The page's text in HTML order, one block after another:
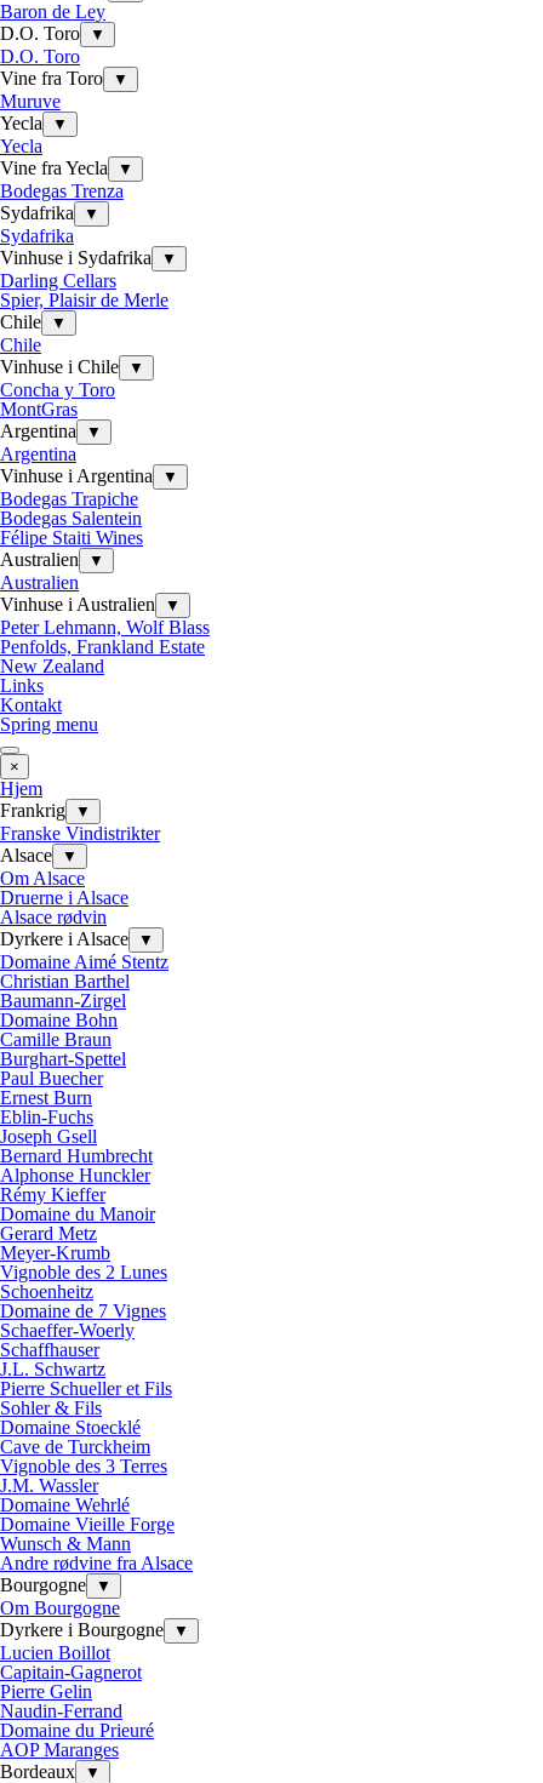
Baron de Ley
D.O. Toro
▼
D.O. Toro
Vine fra Toro
▼
Muruve
Yecla
▼
Yecla
Vine fra Yecla
▼
Bodegas Trenza
Sydafrika
▼
Sydafrika
Vinhuse i Sydafrika
▼
Darling Cellars
Spier, Plaisir de Merle
Chile
▼
Chile
Vinhuse i Chile
▼
Concha y Toro
MontGras
Argentina
▼
Argentina
Vinhuse i Argentina
▼
Bodegas Trapiche
Bodegas Salentein
Félipe Staiti Wines
Australien
▼
Australien
Vinhuse i Australien
▼
Peter Lehmann, Wolf Blass
Penfolds, Frankland Estate
New Zealand
Links
Kontakt
Spring menu
×
Hjem
Frankrig
▼
Franske Vindistrikter
Alsace
▼
Om Alsace
Druerne i Alsace
Alsace rødvin
Dyrkere i Alsace
▼
Domaine Aimé Stentz
Christian Barthel
Baumann-Zirgel
Domaine Bohn
Camille Braun
Burghart-Spettel
Paul Buecher
Ernest Burn
Eblin-Fuchs
Joseph Gsell
Bernard Humbrecht
Alphonse Hunckler
Rémy Kieffer
Domaine du Manoir
Gerard Metz
Meyer-Krumb
Vignoble des 2 Lunes
Schoenheitz
Domaine de 7 Vignes
Schaeffer-Woerly
Schaffhauser
J.L. Schwartz
Pierre Schueller et Fils
Sohler & Fils
Domaine Stoecklé
Cave de Turckheim
Vignoble des 3 Terres
J.M. Wassler
Domaine Wehrlé
Domaine Vieille Forge
Wunsch & Mann
Andre rødvine fra Alsace
Bourgogne
▼
Om Bourgogne
Dyrkere i Bourgogne
▼
Lucien Boillot
Capitain-Gagnerot
Pierre Gelin
Naudin-Ferrand
Domaine du Prieuré
AOP Maranges
Bordeaux
▼